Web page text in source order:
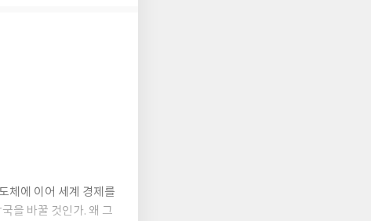
고의 전문가가 되었
습관을 바로잡아주면서
가 경제 전체의 성장을
체에 이어 세계 경제를
을 바꿀 것인가. 왜 그